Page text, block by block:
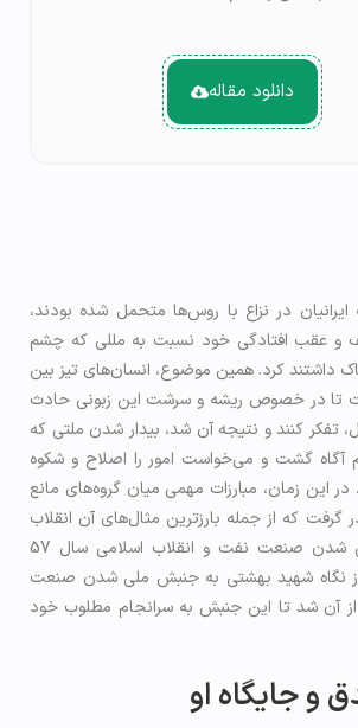
دانلود مقاله
در نزاع با روس‌ها متحمل شده بودند،
و عقب افتادگی خود نسبت به مللی که چشم
داشتند کرد. همین موضوع، انسان‌های تیز بین
تا در خصوص ریشه و سرشت این زبونی حادث
تفکر کنند و نتیجه آن شد، بیدار شدن ملتی که
آگاه گشت و می‌خواست امور را اصلاح و شکوه
در این زمان، مبارزات مهمی میان گروه‌های مانع
که از جمله بارزترین مثال‌های آن انقلاب
مشروطه، جنبش ملی شدن صنعت نفت و انقلاب اسلامی سال 57
نگاه شهید بهشتی به جنبش ملی شدن صنعت
آن شد تا این جنبش به سرانجام مطلوب خود